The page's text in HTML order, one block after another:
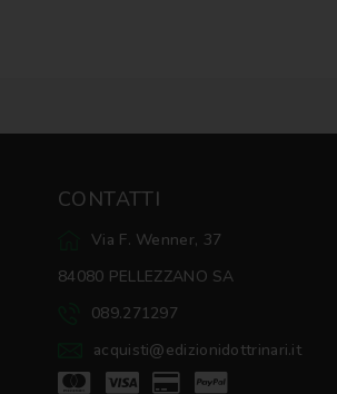
CONTATTI
Via F. Wenner, 37
84080 PELLEZZANO SA
089.271297
acquisti@edizionidottrinari.it